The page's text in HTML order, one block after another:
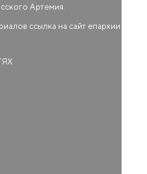
Артемия.
ссылка на сайт епархии